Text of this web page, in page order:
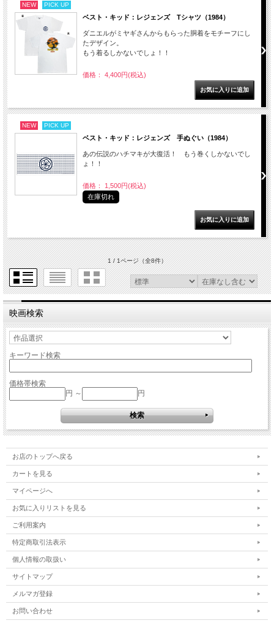
NEW PICK UP
ベスト・キッド：レジェンズ Tシャツ（1984）
ダニエルがミヤギさんからもらった胴着をモチーフにし
たデザイン。
もう着るしかないでしょ！！
価格： 4,400円(税込)
NEW PICK UP
ベスト・キッド：レジェンズ 手ぬぐい（1984）
あの伝説のハチマキが大復活！ もう巻くしかないでし
ょ！！
価格： 1,500円(税込)
在庫切れ
1 / 1ページ（全8件）
映画検索
キーワード検索
価格帯検索
円 ～
円
お店のトップへ戻る
カートを見る
マイページへ
お気に入りリストを見る
ご利用案内
特定商取引法表示
個人情報の取扱い
サイトマップ
メルマガ登録
お問い合わせ